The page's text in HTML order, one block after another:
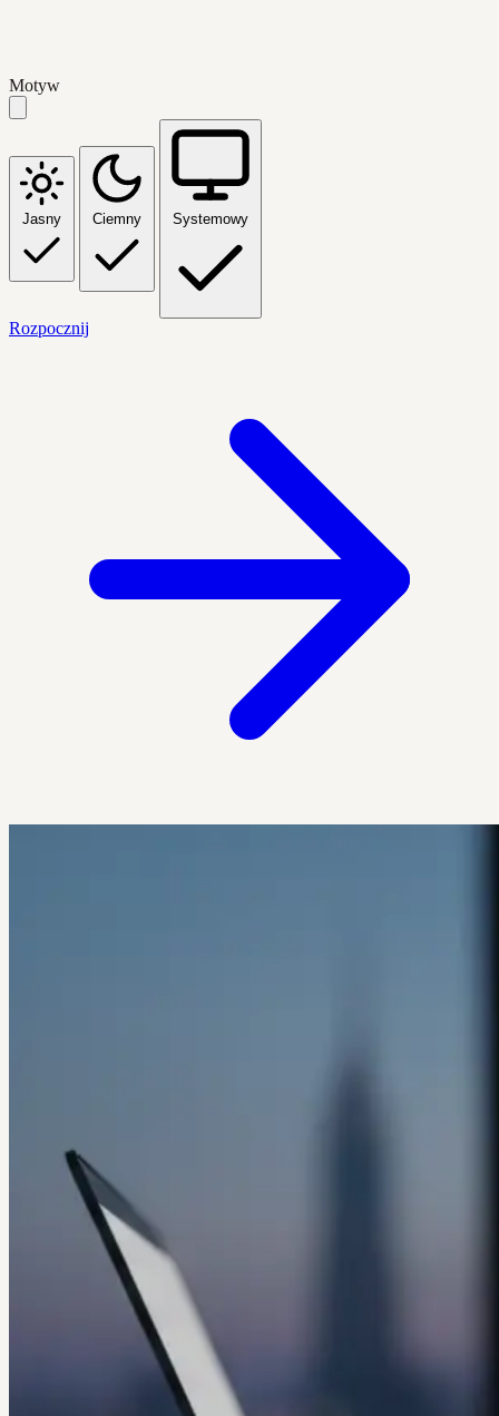
Motyw
Jasny Ciemny Systemowy
Rozpocznij